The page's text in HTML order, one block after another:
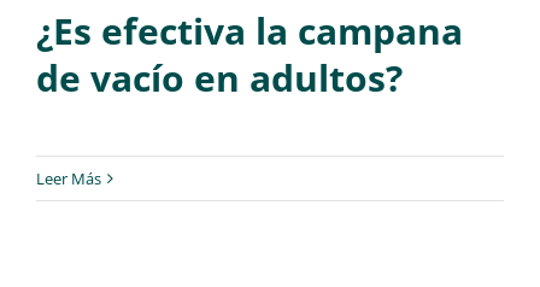
¿Es efectiva la campana
de vacío en adultos?
Leer Más